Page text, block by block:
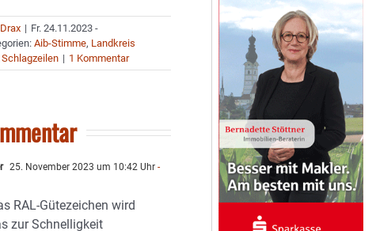
| Fr. 24.11.2023 -
Aib-Stimme, Landkreis
Schlagzeilen | 1 Kommentar
25. November 2023 um 10:42 Uhr -
RAL-Gütezeichen wird
zur Schnelligkeit